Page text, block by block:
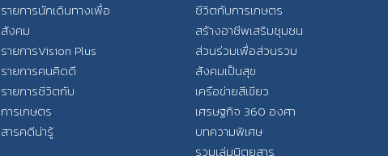
รายการนักเดินทางเพื่อ
สังคม
รายการVision Plus
รายการคนคิดดี
รายการชีวิตกับ
การเกษตร
สารคดีน่ารู้
ชีวิตกับการเกษตร
สร้างอาชีพเสริมชุมชน
ส่วนร่วมเพื่อส่วนรวม
สังคมเป็นสุข
เครือข่ายสีเขียว
เศรษฐกิจ 360 องศา
บทความพิเศษ
รวมเล่มนิตยสาร